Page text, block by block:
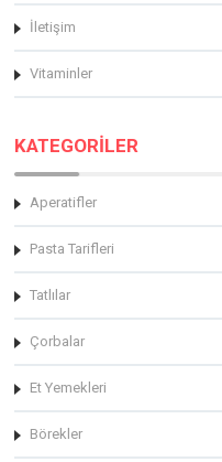
İletişim
Vitaminler
KATEGORİLER
Aperatifler
Pasta Tarifleri
Tatlılar
Çorbalar
Et Yemekleri
Börekler